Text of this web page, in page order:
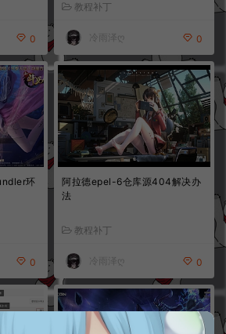
0
教程补丁
冷雨泽ღ 0
环
0
阿拉德epel-6仓库源404解决办
法
教程补丁
冷雨泽ღ 0